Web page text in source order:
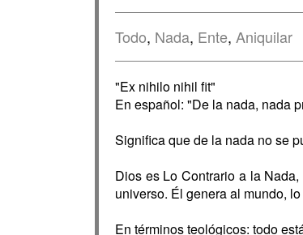
Todo, Nada, Ente, Aniquilar
"Ex nihilo nihil fit"
En español: "De la nada, nada
Significa que de la nada no se
Dios es Lo Contrario a la
universo. Él genera al mundo,
En términos teológicos: todo